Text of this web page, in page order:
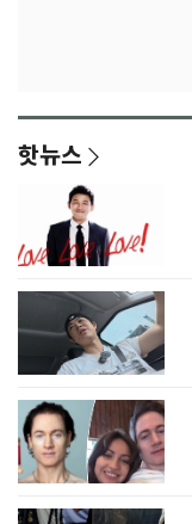
핫뉴스